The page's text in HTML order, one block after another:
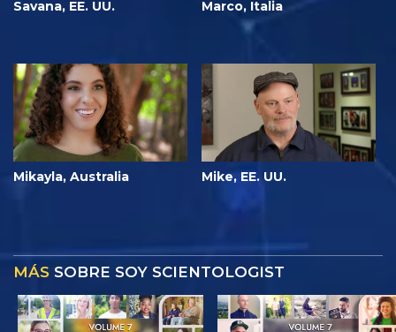
Savana, EE. UU. Marco, Italia
Mikayla, Australia Mike, EE. UU.
MÁS SOBRE SOY SCIENTOLOGIST